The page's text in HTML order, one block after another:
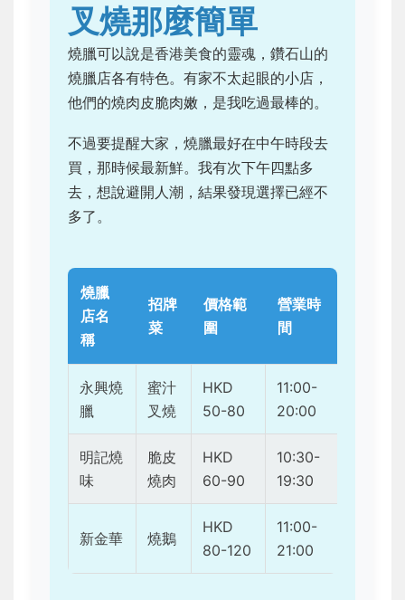
叉燒那麼簡單
燒臘可以說是香港美食的靈魂，鑽石山的
燒臘店各有特色。有家不太起眼的小店，
他們的燒肉皮脆肉嫩，是我吃過最棒的。
不過要提醒大家，燒臘最好在中午時段去
買，那時候最新鮮。我有次下午四點多
去，想說避開人潮，結果發現選擇已經不
多了。
燒臘
店名
稱
招牌
菜
價格範
圍
營業時
間
永興燒
臘
蜜汁
叉燒
HKD
50-80
11:00-
20:00
明記燒
味
脆皮
燒肉
HKD
60-90
10:30-
19:30
新金華 燒鵝
HKD
80-120
11:00-
21:00